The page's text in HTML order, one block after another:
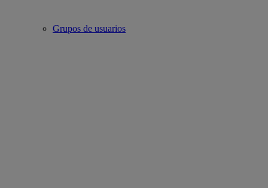
Grupos de usuarios